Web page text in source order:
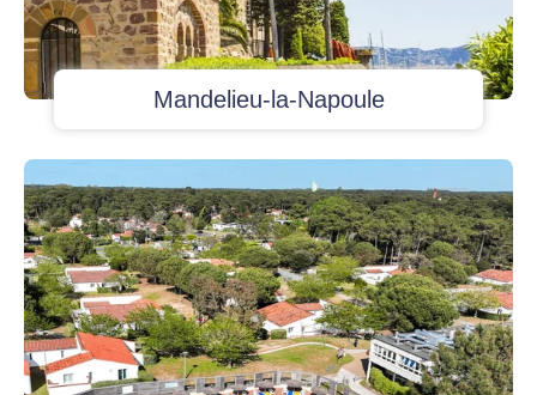
Mandelieu-la-Napoule